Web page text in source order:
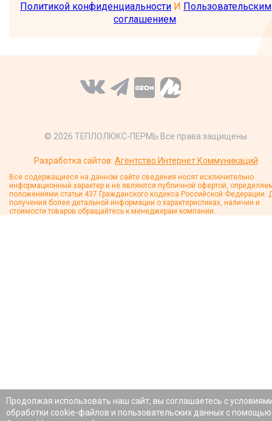
Политикой конфиденциальности И Пользовательским
соглашением.
© 2026 ТЕПЛОЛЮКС-ПЕРМЬ Все права защищены
Разработка сайтов: Агентство Интернет Коммуникаций
Все содержащиеся на данном сайте сведения носят исключительно
информационный характер и не являются публичной офертой,
положениями статьи 437 Гражданского кодекса Российской Федерации.
получения более детальной информации о характеристиках, наличии и
стоимости товаров обращайтесь к менеджерам компании.
Продолжая использовать наш сайт, вы соглашаетесь с
обработки cookie-файлов и пользовательских данных с помощью